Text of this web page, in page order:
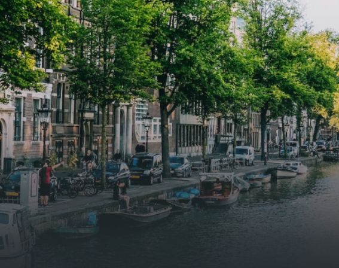
leefruimte. De lichte woonkamer
biedt genoeg ruimte voor een
gezellige zithoek én een stijlvolle
eethoek. De keuken is van alle
gemakken voorzien, perfect voor het
bereiden van heerlijke maaltijden.
Vanuit de woonkamer stap je zo het
balkon op, waar je kunt genieten
van een prachtig uitzicht en een
moment van rust. De woning
beschikt over twee comfortabele
slaapkamers van respectievelijk 12,1
m² en 8 m². Beide kamers bieden tal
van mogelijkheden, zoals een fijne
werkplek, een logeerkamer of een
persoonlijke slaapkamer. De
leefruimte. De lichte
biedt genoeg ruimte
gezellige zithoek én
eethoek. De keuken is
gemakken voorzien,
bereiden van heerlijke
Vanuit de woonkamer
balkon op, waar je
van een prachtig
moment van rust. De
beschikt over twee
slaapkamers van
m² en 8 m². Beide
van mogelijkheden,
werkplek, een